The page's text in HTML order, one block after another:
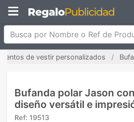
Busca por Nombre o Ref de
de vestir personalizados
Bufanda polar Jason
diseño versátil e
Ref: 19513